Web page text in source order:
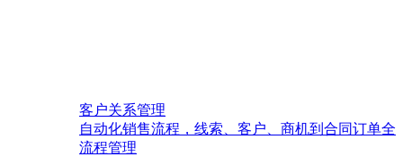
客户关系管理
自动化销售流程，线索、客户、商机到合同订单全
流程管理